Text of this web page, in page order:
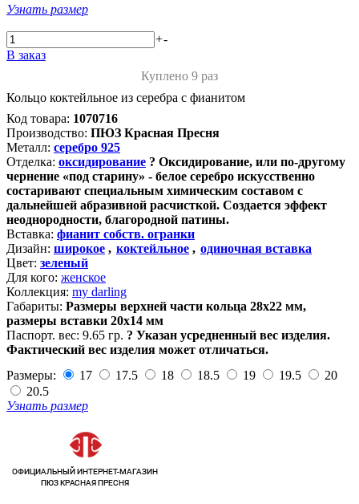
Узнать размер
+-
В заказ
Куплено 9 раз
Кольцо коктейльное из серебра с фианитом
Код товара: 1070716
Производство: ПЮЗ Красная Пресня
Металл: серебро 925
Отделка: оксидирование ? Оксидирование, или по-другому
чернение «под старину» - белое серебро искусственно
состаривают специальным химическим составом с
дальнейшей абразивной расчисткой. Создается эффект
неоднородности, благородной патины.
Вставка: фианит собств. огранки
Дизайн: широкое , коктейльное , одиночная вставка
Цвет: зеленый
Для кого: женское
Коллекция: my darling
Габариты: Размеры верхней части кольца 28х22 мм,
размеры вставки 20х14 мм
Паспорт. вес: 9.65 гр. ? Указан усредненный вес изделия.
Фактический вес изделия может отличаться.
Размеры:
17 17.5 18 18.5 19 19.5
20
20.5
Узнать размер